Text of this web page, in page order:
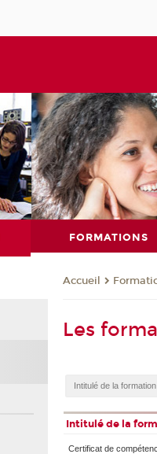
FORMATIONS
Accueil
Les
Intitulé de la
Certificat de